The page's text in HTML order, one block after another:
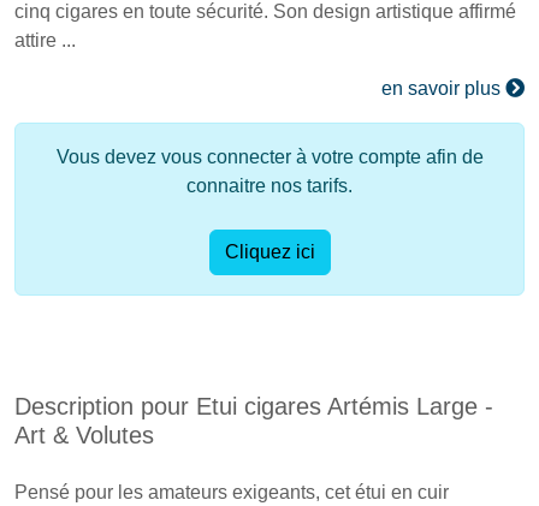
cinq cigares en toute sécurité. Son design artistique affirmé
attire ...
en savoir plus
Vous devez vous connecter à votre compte afin de
connaitre nos tarifs.
Cliquez ici
Description pour Etui cigares Artémis Large -
Art & Volutes
Pensé pour les amateurs exigeants, cet étui en cuir